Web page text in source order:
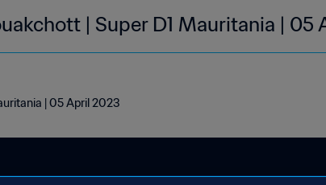
| Super D1 Mauritania | 05
| 05 April 2023